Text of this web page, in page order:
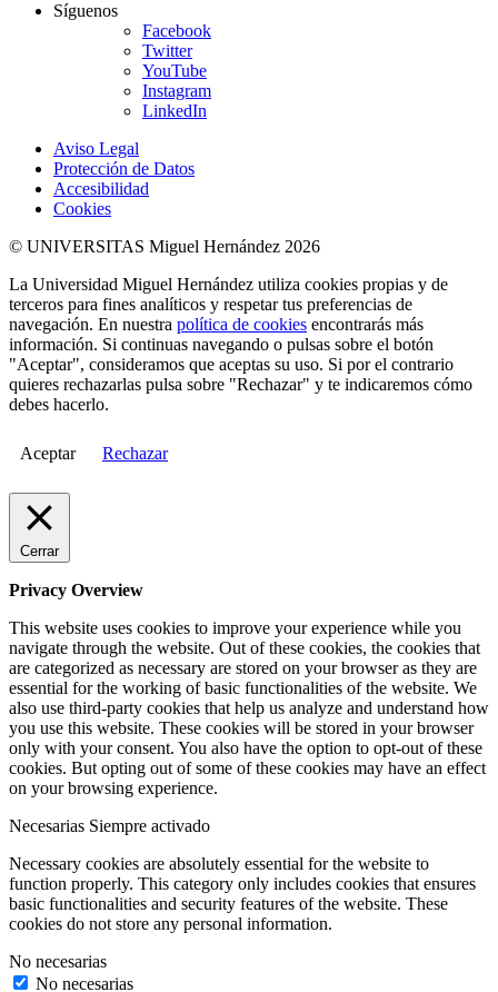
Síguenos
Facebook
Twitter
YouTube
Instagram
LinkedIn
Aviso Legal
Protección de Datos
Accesibilidad
Cookies
© UNIVERSITAS Miguel Hernández 2026
La Universidad Miguel Hernández utiliza cookies propias y de
terceros para fines analíticos y respetar tus preferencias de
navegación. En nuestra política de cookies encontrarás más
información. Si continuas navegando o pulsas sobre el botón
"Aceptar", consideramos que aceptas su uso. Si por el contrario
quieres rechazarlas pulsa sobre "Rechazar" y te indicaremos cómo
debes hacerlo.
Aceptar Rechazar
Cerrar
Privacy Overview
This website uses cookies to improve your experience while you
navigate through the website. Out of these cookies, the cookies that
are categorized as necessary are stored on your browser as they are
essential for the working of basic functionalities of the website. We
also use third-party cookies that help us analyze and understand how
you use this website. These cookies will be stored in your browser
only with your consent. You also have the option to opt-out of these
cookies. But opting out of some of these cookies may have an effect
on your browsing experience.
Necesarias Siempre activado
Necessary cookies are absolutely essential for the website to
function properly. This category only includes cookies that ensures
basic functionalities and security features of the website. These
cookies do not store any personal information.
No necesarias
No necesarias